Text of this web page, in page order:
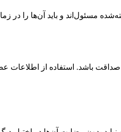
مسئول‌اند و باید آن‌ها را
صداقت باشد. استفاده از اطلاعات